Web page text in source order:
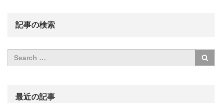
記事の検索
最近の記事